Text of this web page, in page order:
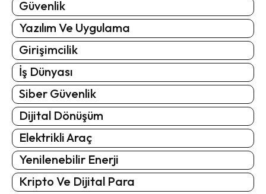
Güvenlik
Yazılım Ve Uygulama
Girişimcilik
İş Dünyası
Siber Güvenlik
Dijital Dönüşüm
Elektrikli Araç
Yenilenebilir Enerji
Kripto Ve Dijital Para